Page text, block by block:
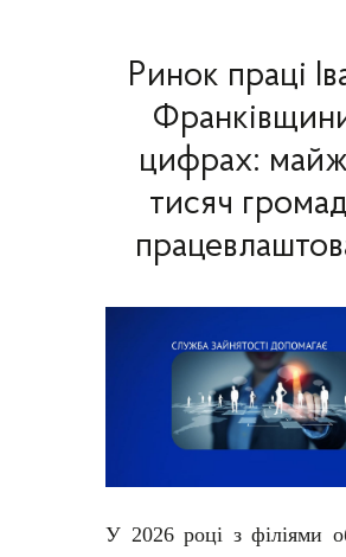
Ринок праці
цифрах:
тисяч
У 2026 році з філіями